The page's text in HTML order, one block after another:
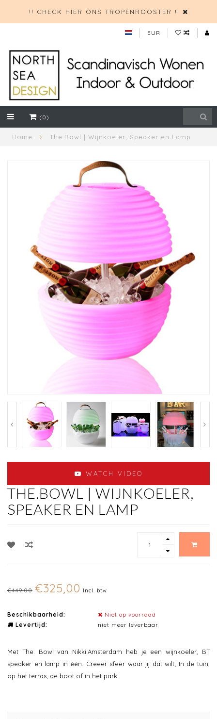
!! CHECK HIER ONS TROPENROOSTER !!
EUR
(0)
Home The.Bowl | Wijnkoeler, Speaker en Lamp
WATCH VIDEO
THE.BOWL | WIJNKOELER,
SPEAKER EN LAMP
€449,00 €325,00 Incl. btw
Beschikbaarheid:
Niet op voorraad
Levertijd:
niet meer leverbaar
Met The. Bowl van Nikki.Amsterdam heb je een wijnkoeler, BT
speaker en lamp in één. Creëer sfeer waar jij dat wilt; In de tuin,
op het terras, de boot of in het park.